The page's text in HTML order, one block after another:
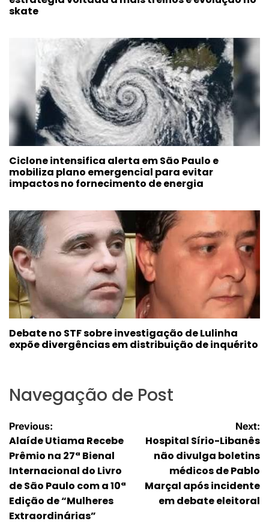
skate
Ciclone intensifica alerta em São Paulo e
mobiliza plano emergencial para evitar
impactos no fornecimento de energia
Debate no STF sobre investigação de Lulinha
expõe divergências em distribuição de inquérito
Navegação de Post
Previous:
Alaíde Utiama Recebe
Prêmio na 27ª Bienal
Internacional do Livro
de São Paulo com a 10ª
Edição de “Mulheres
Extraordinárias”
Next:
Hospital Sírio-Libanês
não divulga boletins
médicos de Pablo
Marçal após incidente
em debate eleitoral